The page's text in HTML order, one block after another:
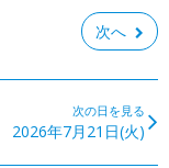
次へ
次の日を見る
2026年7月21日(火)